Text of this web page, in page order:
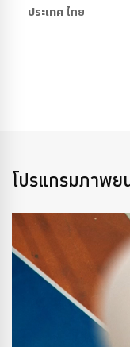
ประเทศไทย
โปรแกรมภาพย